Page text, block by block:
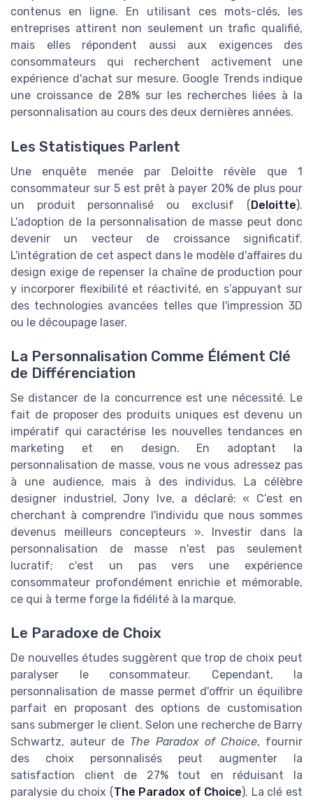
contenus en ligne. En utilisant ces mots-clés, les
entreprises attirent non seulement un trafic qualifié,
mais elles répondent aussi aux exigences des
consommateurs qui recherchent activement une
expérience d'achat sur mesure. Google Trends indique
une croissance de 28% sur les recherches liées à la
personnalisation au cours des deux dernières années.
Les Statistiques Parlent
Une enquête menée par Deloitte révèle que 1
consommateur sur 5 est prêt à payer 20% de plus pour
un produit personnalisé ou exclusif (Deloitte).
L'adoption de la personnalisation de masse peut donc
devenir un vecteur de croissance significatif.
L'intégration de cet aspect dans le modèle d'affaires du
design exige de repenser la chaîne de production pour
y incorporer flexibilité et réactivité, en s’appuyant sur
des technologies avancées telles que l'impression 3D
ou le découpage laser.
La Personnalisation Comme Élément Clé
de Différenciation
Se distancer de la concurrence est une nécessité. Le
fait de proposer des produits uniques est devenu un
impératif qui caractérise les nouvelles tendances en
marketing et en design. En adoptant la
personnalisation de masse, vous ne vous adressez pas
à une audience, mais à des individus. La célèbre
designer industriel, Jony Ive, a déclaré: « C’est en
cherchant à comprendre l'individu que nous sommes
devenus meilleurs concepteurs ». Investir dans la
personnalisation de masse n'est pas seulement
lucratif; c'est un pas vers une expérience
consommateur profondément enrichie et mémorable,
ce qui à terme forge la fidélité à la marque.
Le Paradoxe de Choix
De nouvelles études suggèrent que trop de choix peut
paralyser le consommateur. Cependant, la
personnalisation de masse permet d'offrir un équilibre
parfait en proposant des options de customisation
sans submerger le client. Selon une recherche de Barry
Schwartz, auteur de The Paradox of Choice, fournir
des choix personnalisés peut augmenter la
satisfaction client de 27% tout en réduisant la
paralysie du choix (The Paradox of Choice). La clé est